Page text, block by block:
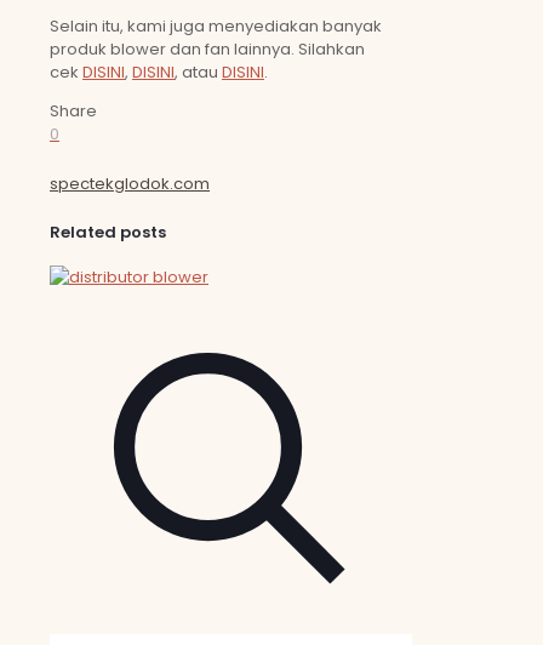
Selain itu, kami juga menyediakan banyak
produk blower dan fan lainnya. Silahkan
cek DISINI, DISINI, atau DISINI.
Share
0
spectekglodok.com
Related posts